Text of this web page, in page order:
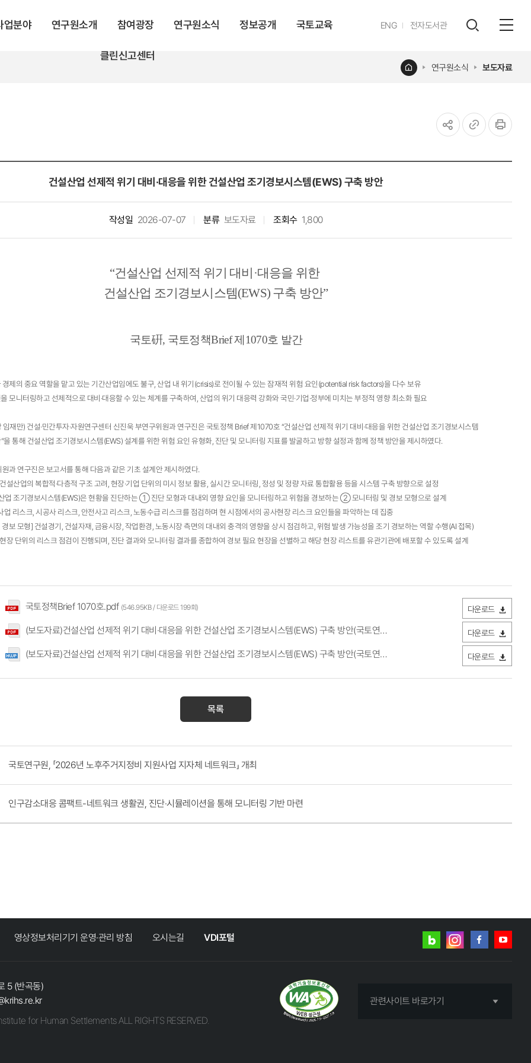
업분야 연구원소개 참여광장 연구원소식 정보공개 국토교육
클린신고센터
ENG영문전자도서관
레이어
홈 연구원소식 보도자료
건설산업 선제적 위기 대비·대응을 위한 건설산업 조기경보시스템(EWS) 구축 방안
작성일 2026-07-07 분류 보도자료 조회수 1,800
“건설산업 선제적 위기 대비 ·대응을 위한
건설산업 조기경보시스템(EWS) 구축 방안”
국토硏, 국토정책Brief제 1070호 발간
제의 중요 역할을 맡고 있는 기간산업임에도 불구, 산업 내 위기(crisis)로 전이될 수 있는 잠재적 위험 요인(potential risk factors)을 다수 보유
모니터링하고 선제적으로 대비·대응할 수 있는 체계를 구축하여, 산업의 위기 대응력 강화와 국민·기업·정부에 미치는 부정적 영향 최소화 필요
재만) 건설·민간투자·자원연구센터 신진욱 부연구위원과 연구진은 국토정책 Brief 제1070호 “건설산업 선제적 위기 대비·대응을 위한 건설산업 조기경보시스템
을 통해 건설산업 조기경보시스템(EWS) 설계를 위한 위험 요인 유형화, 진단 및 모니터링 지표를 발굴하고 방향 설정과 함께 정책 방안을 제시하였다.
과 연구진은 보고서를 통해 다음과 같은 기초 설계안 제시하였다.
설산업의 복합적·다층적 구조 고려, 현장·기업 단위의 미시 정보 활용, 실시간 모니터링, 정성 및 정량 자료 통합활용 등을 시스템 구축 방향으로 설정
업 조기경보시스템(EWS)은 현황을 진단하는 ① 진단 모형과 대내외 영향 요인을 모니터링하고 위험을 경보하는 ② 모니터링 및 경보 모형으로 설계
리스크, 시공사 리스크, 안전사고 리스크, 노동수급 리스크를 점검하며 현 시점에서의 공사현장 리스크 요인들을 파악하는 데 집중
모형] 건설경기, 건설자재, 금융시장, 작업환경, 노동시장 측면의 대내외 충격의 영향을 상시 점검하고, 위험 발생 가능성을 조기 경보하는 역할 수행(AI 접목)
장 단위의 리스크 점검이 진행되며, 진단 결과와 모니터링 결과를 종합하여 경보 필요 현장을 선별하고 해당 현장 리스트를 유관기관에 배포할 수 있도록 설계
국토정책Brief 1070호.pdf (546.95KB / 다운로드 199회) 다운로드
(보도자료)건설산업 선제적 위기 대비·대응을 위한 건설산업 조기경보시스템(EWS) 구축 방안(국토연구원).pdf (85.55KB / 다운로드 25회)
다운로드
(보도자료)건설산업 선제적 위기 대비·대응을 위한 건설산업 조기경보시스템(EWS) 구축 방안(국토연구원).hwp (234.5KB / 다운로드 21회)
다운로드
목록
국토연구원, 「2026년 노후주거지정비 지원사업 지자체 네트워크」 개최
인구감소대응 콤팩트-네트워크 생활권, 진단·시뮬레이션을 통해 모니터링 기반 마련
영상정보처리기기 운영·관리 방침 오시는길 VDI포털
네이버
인스타그램
5 (반곡동)
for Human Settlements ALL RIGHTS RESERVED.
관련사이트 바로가기